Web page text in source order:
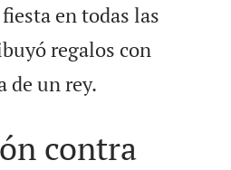
en todas las
regalos con
de un rey.
contra